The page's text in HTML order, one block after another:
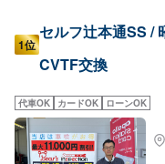
1位
セルフ辻本通SS /
CVTF交換
代車OK カードOK ローンOK